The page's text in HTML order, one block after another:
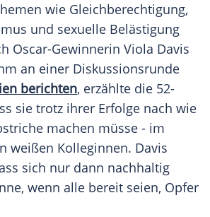
wie Gleichberechtigung,
und sexuelle Belästigung
Oscar-Gewinnerin Viola Davis
an einer Diskussionsrunde
berichten, erzählte die 52-
sie trotz ihrer Erfolge nach wie
machen müsse - im
weißen Kolleginnen. Davis
sich nur dann nachhaltig
wenn alle bereit seien, Opfer